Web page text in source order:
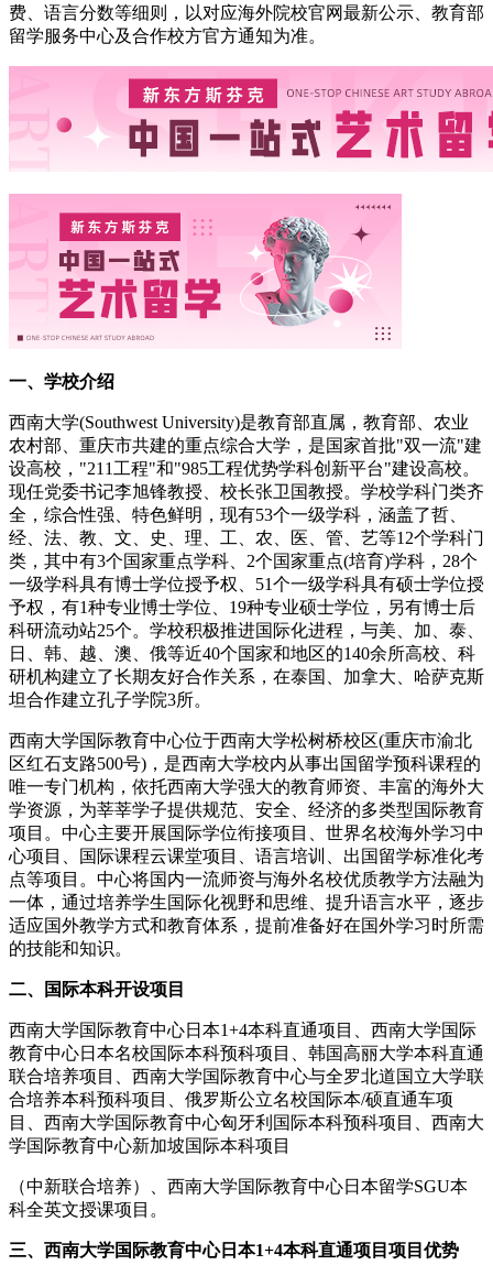
费、语言分数等细则，以对应海外院校官网最新公示、教育部
留学服务中心及合作校方官方通知为准。
一、学校介绍
西南大学(Southwest University)是教育部直属，教育部、农业
农村部、重庆市共建的重点综合大学，是国家首批"双一流"建
设高校，"211工程"和"985工程优势学科创新平台"建设高校。
现任党委书记李旭锋教授、校长张卫国教授。学校学科门类齐
全，综合性强、特色鲜明，现有53个一级学科，涵盖了哲、
经、法、教、文、史、理、工、农、医、管、艺等12个学科门
类，其中有3个国家重点学科、2个国家重点(培育)学科，28个
一级学科具有博士学位授予权、51个一级学科具有硕士学位授
予权，有1种专业博士学位、19种专业硕士学位，另有博士后
科研流动站25个。学校积极推进国际化进程，与美、加、泰、
日、韩、越、澳、俄等近40个国家和地区的140余所高校、科
研机构建立了长期友好合作关系，在泰国、加拿大、哈萨克斯
坦合作建立孔子学院3所。
西南大学国际教育中心位于西南大学松树桥校区(重庆市渝北
区红石支路500号)，是西南大学校内从事出国留学预科课程的
唯一专门机构，依托西南大学强大的教育师资、丰富的海外大
学资源，为莘莘学子提供规范、安全、经济的多类型国际教育
项目。中心主要开展国际学位衔接项目、世界名校海外学习中
心项目、国际课程云课堂项目、语言培训、出国留学标准化考
点等项目。中心将国内一流师资与海外名校优质教学方法融为
一体，通过培养学生国际化视野和思维、提升语言水平，逐步
适应国外教学方式和教育体系，提前准备好在国外学习时所需
的技能和知识。
二、国际本科开设项目
西南大学国际教育中心日本1+4本科直通项目、西南大学国际
教育中心日本名校国际本科预科项目、韩国高丽大学本科直通
联合培养项目、西南大学国际教育中心与全罗北道国立大学联
合培养本科预科项目、俄罗斯公立名校国际本/硕直通车项
目、西南大学国际教育中心匈牙利国际本科预科项目、西南大
学国际教育中心新加坡国际本科项目
（中新联合培养）、西南大学国际教育中心日本留学SGU本
科全英文授课项目。
三、西南大学国际教育中心日本1+4本科直通项目项目优势